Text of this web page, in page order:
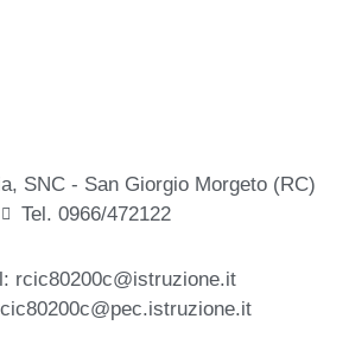
SNC - San Giorgio Morgeto (RC)
Tel. 0966/472122
rcic80200c@istruzione.it